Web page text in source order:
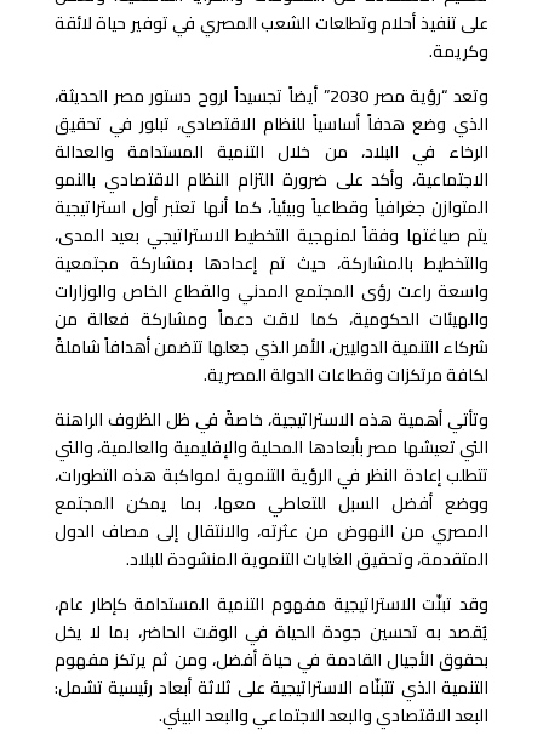
على تنفيذ أحلام وتطلعات الشعب المصري في توفير حياة لائقة
وكريمة.
وتعد “رؤية مصر 2030” أيضاً تجسيداً لروح دستور مصر الحديثة،
الذي وضع هدفاً أساسياً للنظام الاقتصادي، تبلور في تحقيق
الرخاء في البلاد، من خلال التنمية المستدامة والعدالة
الاجتماعية، وأكد على ضرورة التزام النظام الاقتصادي بالنمو
المتوازن جغرافياً وقطاعياً وبيئياً، كما أنها تعتبر أول استراتيجية
يتم صياغتها وفقاً لمنهجية التخطيط الاستراتيجي بعيد المدى،
والتخطيط بالمشاركة، حيث تم إعدادها بمشاركة مجتمعية
واسعة راعت رؤى المجتمع المدني والقطاع الخاص والوزارات
والهيئات الحكومية، كما لاقت دعماً ومشاركة فعالة من
شركاء التنمية الدوليين، الأمر الذي جعلها تتضمن أهدافاً شاملةً
لكافة مرتكزات وقطاعات الدولة المصرية.
وتأتي أهمية هذه الاستراتيجية، خاصةً في ظل الظروف الراهنة
التي تعيشها مصر بأبعادها المحلية والإقليمية والعالمية، والتي
تتطلب إعادة النظر في الرؤية التنموية لمواكبة هذه التطورات،
ووضع أفضل السبل للتعاطي معها، بما يمكن المجتمع
المصري من النهوض من عثرته، والانتقال إلى مصاف الدول
المتقدمة، وتحقيق الغايات التنموية المنشودة للبلاد.
وقد تبنّت الاستراتيجية مفهوم التنمية المستدامة كإطار عام،
يُقصد به تحسين جودة الحياة في الوقت الحاضر، بما لا يخل
بحقوق الأجيال القادمة في حياة أفضل، ومن ثم يرتكز مفهوم
التنمية الذي تتبنّاه الاستراتيجية على ثلاثة أبعاد رئيسية تشمل:
البعد الاقتصادي والبعد الاجتماعي والبعد البيئي.